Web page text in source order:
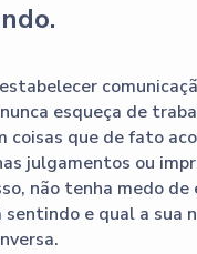
esqueça de
coisas que de fato
julgamentos ou
não tenha medo de
sentindo e qual a sua